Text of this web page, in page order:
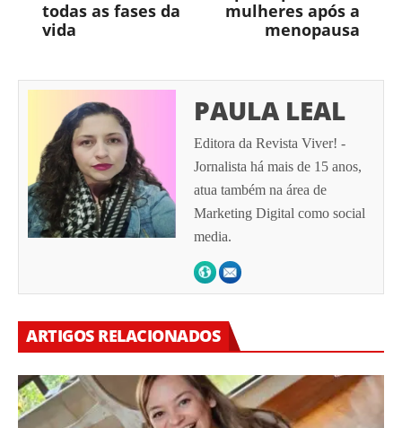
todas as fases da
vida
mulheres após a
menopausa
PAULA LEAL
Editora da Revista Viver! -
Jornalista há mais de 15 anos,
atua também na área de
Marketing Digital como social
media.
ARTIGOS RELACIONADOS